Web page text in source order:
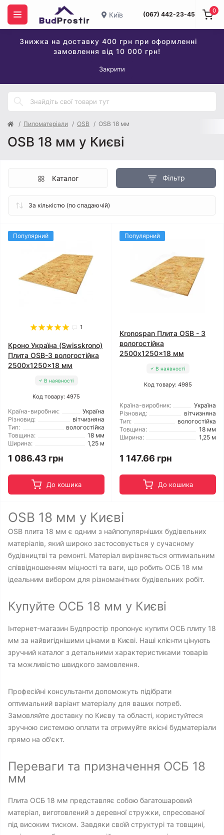
Київ (067) 442-23-45
Знижка на доставку 400 грн при оформленні
замовлення від 10 000 грн!
Закрити
0
Пиломатеріали OSB OSB 18 мм
OSB 18 мм у Києві
Фільтр
Каталог
Популярний
1
Кроно Україна (Swisskrono)
Плита OSB-3 вологостійка
2500x1250x18 мм
В наявності
Код товару: 4975
Країна-виробник:
Україна
Різновид:
вітчизняна
Тип:
вологостійка
Товщина:
18 мм
Ширина:
1,25 м
1 086.43 грн
До кошика
Популярний
Kronospan Плита OSB - 3
вологостійка
2500x1250x18 мм
В наявності
Код товару: 4985
Країна-виробник:
Україна
Різновид:
вітчизняна
Тип:
вологостійка
Товщина:
18 мм
Ширина:
1,25 м
1 147.66 грн
До кошика
OSB 18 мм у Києві
OSB плита 18 мм є одним з найпопулярніших будівельних
матеріалів, який широко застосовується у сучасному
будівництві та ремонті. Матеріал вирізняється оптимальним
співвідношенням міцності та ваги, що робить ОСБ 18 мм
ідеальним вибором для різноманітних будівельних робіт.
Купуйте ОСБ 18 мм у Києві
Інтернет-магазин Будпростір пропонує купити ОСБ плиту 18
мм за найвигіднішими цінами в Києві. Наші клієнти цінують
зручний каталог з детальними характеристиками товарів
та можливістю швидкого замовлення.
Професійні консультанти допоможуть підібрати
оптимальний варіант матеріалу для ваших потреб.
Замовляйте доставку по Києву та області, користуйтеся
зручною системою оплати та отримуйте якісні будматеріали
прямо на об'єкт.
Переваги та призначення ОСБ 18
мм
Плита ОСБ 18 мм представляє собою багатошаровий
матеріал, виготовлений з деревної стружки, спресованої
під високим тиском. Завдяки своїй структурі та товщині,